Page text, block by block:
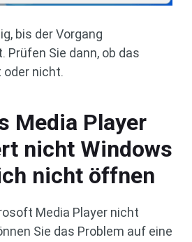
bis der Vorgang
Prüfen Sie dann, ob das
nicht.
Media Player
nicht Windows
nicht öffnen
Media Player nicht
Sie das Problem auf eine